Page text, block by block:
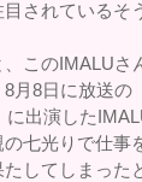
されているそ
このIMALUさ
月8日に放送の
に出演した
七光りで仕事
してしまった